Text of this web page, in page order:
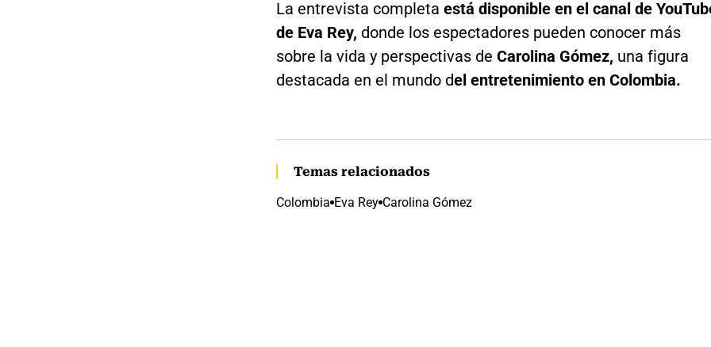
La entrevista completa está disponible en el canal de
de Eva Rey, donde los espectadores pueden conocer más
sobre la vida y perspectivas de Carolina Gómez, una figura
destacada en el mundo del entretenimiento en Colombia.
Temas relacionados
Colombia Eva Rey Carolina Gómez